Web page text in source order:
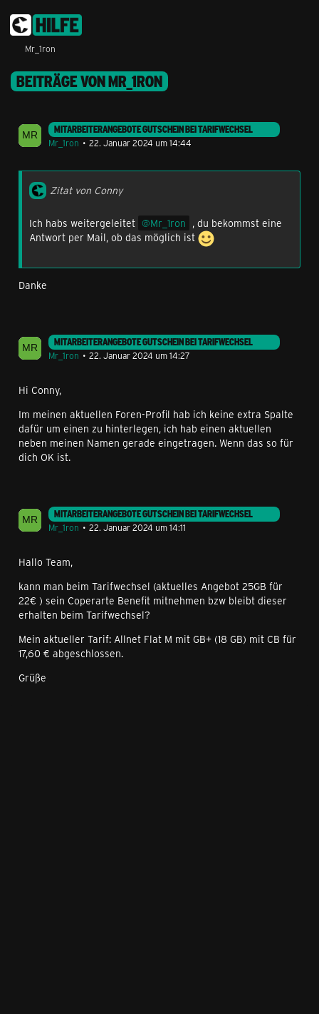
Mr_1ron
BEITRÄGE VON MR_1RON
MITARBEITERANGEBOTE GUTSCHEIN BEI TARIFWECHSEL
Mr_1ron
22. Januar 2024 um 14:44
Zitat von Conny
Ich habs weitergeleitet Mr_1ron , du bekommst eine
Antwort per Mail, ob das möglich ist
Danke
MITARBEITERANGEBOTE GUTSCHEIN BEI TARIFWECHSEL
Mr_1ron
22. Januar 2024 um 14:27
Hi Conny,
Im meinen aktuellen Foren-Profil hab ich keine extra Spalte
dafür um einen zu hinterlegen, ich hab einen aktuellen
neben meinen Namen gerade eingetragen. Wenn das so für
dich OK ist.
MITARBEITERANGEBOTE GUTSCHEIN BEI TARIFWECHSEL
Mr_1ron
22. Januar 2024 um 14:11
Hallo Team,
kann man beim Tarifwechsel (aktuelles Angebot 25GB für
22€ ) sein Coperarte Benefit mitnehmen bzw bleibt dieser
erhalten beim Tarifwechsel?
Mein aktueller Tarif: Allnet Flat M mit GB+ (18 GB) mit CB für
17,60 € abgeschlossen.
Grüße